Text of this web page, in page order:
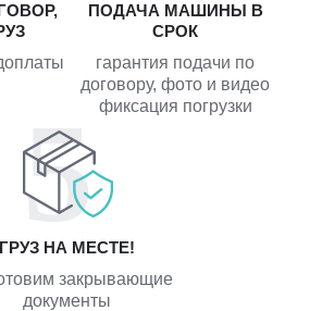
ПОДАЧА МАШИНЫ В
СРОК
гарантия подачи по
договору, фото и видео
фиксация погрузки
ГРУЗ НА МЕСТЕ!
закрывающие
документы